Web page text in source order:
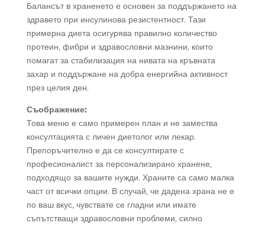
Балансът в храненето е основен за поддържането на
здравето при инсулинова резистентност. Тази
примерна диета осигурява правилно количество
протеин, фибри и здравословни мазнини, които
помагат за стабилизация на нивата на кръвната
захар и поддържане на добра енергийна активност
през целия ден.
Съображение:
Това меню е само примерен план и не замества
консултацията с личен диетолог или лекар.
Препоръчително е да се консултирате с
професионалист за персонализирано хранене,
подходящо за вашите нужди. Храните са само малка
част от всички опции. В случай, че дадена храна не е
по ваш вкус, чувствате се гладни или имате
съпътстващи здравословни проблеми, силно